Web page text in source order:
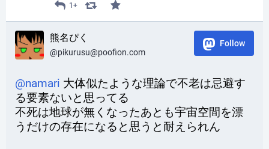
1+
熊名ぴく
@pikurusu@poofion.com
Follow
@namari 大体似たような理論で不老は忌避す
る要素ないと思ってる
不死は地球が無くなったあとも宇宙空間を漂
うだけの存在になると思うと耐えられん